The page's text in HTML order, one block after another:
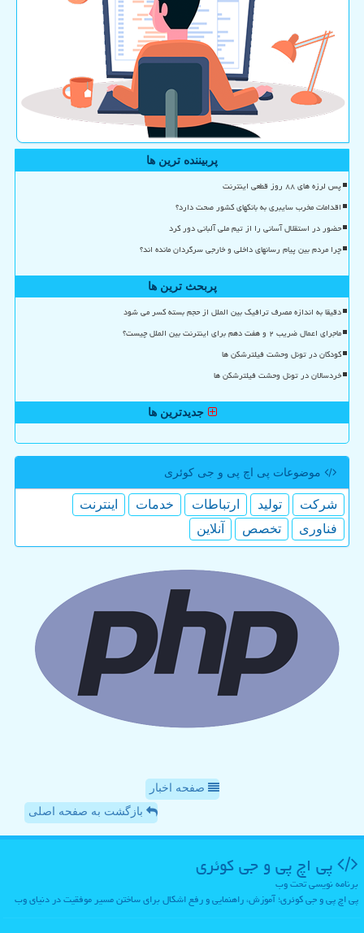
پربیننده ترین ها
پس لرزه های ۸۸ روز قطعی اینترنت
اقدامات مخرب سایبری به بانکهای کشور صحت دارد؟
حضور در استقلال آسانی را از تیم ملی آلبانی دور کرد
چرا مردم بین پیام رسانهای داخلی و خارجی سرگردان مانده اند؟
پربحث ترین ها
دقیقا به اندازه مصرف ترافیک بین الملل از حجم بسته کسر می شود
ماجرای اعمال ضریب ۲ و هفت دهم برای اینترنت بین الملل چیست؟
کودکان در تونل وحشت فیلترشکن ها
خردسالان در تونل وحشت فیلترشکن ها
جدیدترین ها
موضوعات پی اچ پی و جی كوئری
شركت تولید ارتباطات خدمات
اینترنت
فناوری
تخصص آنلاین
صفحه اخبار
بازگشت به صفحه اصلی
پی اچ پی و جی كوئری
برنامه نویسی تحت وب
پی اچ پی و جی کوئری؛ آموزش، راهنمایی و رفع اشکال برای ساختن مسیر موفقیت در دنیای وب